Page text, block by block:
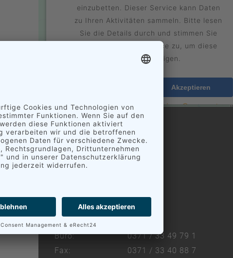
einzubetten. Dieser Service kann Daten
zu Ihren Aktivitäten sammeln. Bitte lesen
Sie die Details durch und stimmen Sie
der Nutzung des Service zu, um diese
Karte anzuzeigen.
Akzeptieren
powered byUsercentrics Consent
Management Platform
CHEMNITZ
Hofmann Metall GmbH
09114 Chemnitz
Büro:
0371 / 33 49 79 1
Fax:
0371 / 33 40 88 7